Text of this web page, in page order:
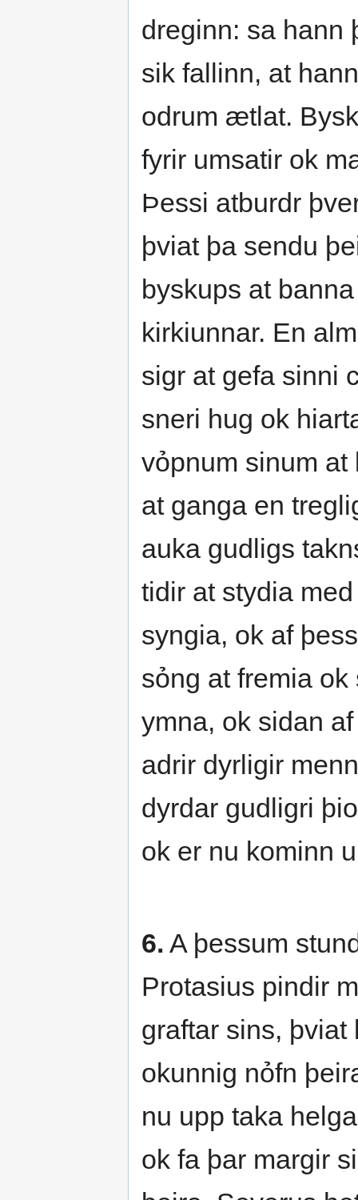
dreginn: sa hann
sik fallinn, at
odrum ætlat.
fyrir umsatir ok
Þessi atburdr
þviat þa sendu
byskups at
kirkiunnar. En
sigr at gefa sinni
sneri hug ok
vỏpnum sinum
at ganga en
auka gudligs
tidir at stydia
syngia, ok af
sỏng at fremia
ymna, ok sidan
adrir dyrligir
dyrdar gudligri
ok er nu kominn
6. A þessum
Protasius pindir
graftar sins,
okunnig nỏfn
nu upp taka
ok fa þar margir